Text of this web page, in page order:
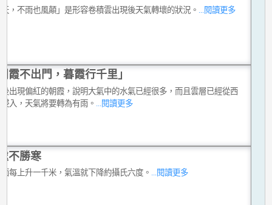
，不雨也風顛」是形容卷積雲出現後天氣轉壞的狀況。 ...閱讀更多
霞不出門，暮霞行千里」
出現偏紅的朝霞，說明大氣中的水氣已經很多，而且雲層已經從西
入，天氣將要轉為有雨。 ...閱讀更多
不勝寒
每上升一千米，氣溫就下降約攝氏六度。 ...閱讀更多